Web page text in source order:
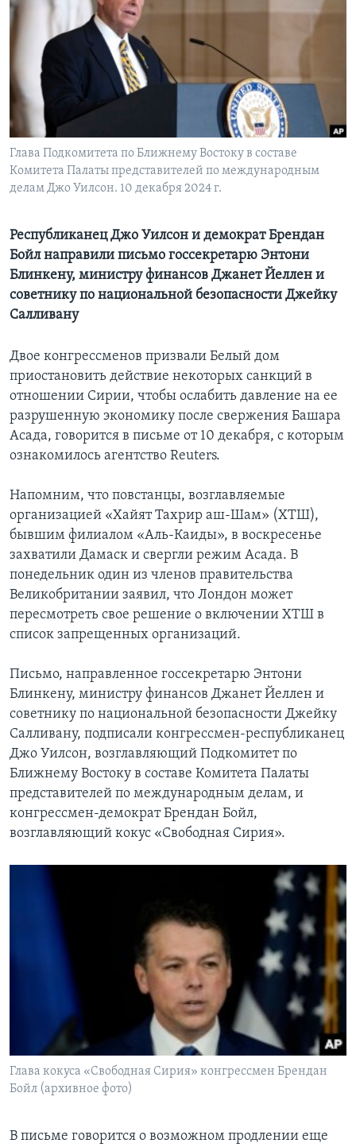
Learning English
СОЦИАЛЬНЫЕ СЕТИ
Языки
Глава Подкомитета по Ближнему Востоку в составе
Комитета Палаты представителей по международным
делам Джо Уилсон. 10 декабря 2024 г.
Республиканец Джо Уилсон и демократ Брендан
Бойл направили письмо госсекретарю Энтони
Блинкену, министру финансов Джанет Йеллен и
советнику по национальной безопасности Джейку
Салливану
Двое конгрессменов призвали Белый дом
приостановить действие некоторых санкций в
отношении Сирии, чтобы ослабить давление на ее
разрушенную экономику после свержения Башара
Асада, говорится в письме от 10 декабря, с которым
ознакомилось агентство Reuters.
Напомним, что повстанцы, возглавляемые
организацией «Хайят Тахрир аш-Шам» (ХТШ),
бывшим филиалом «Аль-Каиды», в воскресенье
захватили Дамаск и свергли режим Асада. В
понедельник один из членов правительства
Великобритании заявил, что Лондон может
пересмотреть свое решение о включении ХТШ в
список запрещенных организаций.
Письмо, направленное госсекретарю Энтони
Блинкену, министру финансов Джанет Йеллен и
советнику по национальной безопасности Джейку
Салливану, подписали конгрессмен-республиканец
Джо Уилсон, возглавляющий Подкомитет по
Ближнему Востоку в составе Комитета Палаты
представителей по международным делам, и
конгрессмен-демократ Брендан Бойл,
возглавляющий кокус «Свободная Сирия».
Глава кокуса «Свободная Сирия» конгрессмен Брендан
Бойл (архивное фото)
В письме говорится о возможном продлении еще